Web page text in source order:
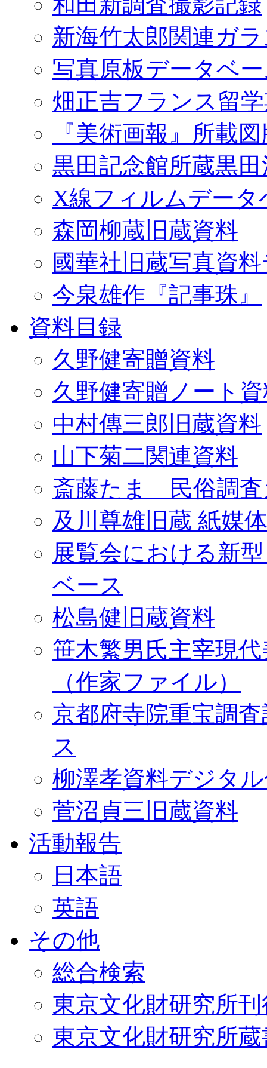
新海竹太郎関連ガ
写真原板データベ
畑正吉フランス留
『美術画報』所載
黒田記念館所蔵黒
X線フィルムデータ
森岡柳蔵旧蔵資料
國華社旧蔵写真資
今泉雄作『記事珠』
資料目録
久野健寄贈資料
久野健寄贈ノート
中村傳三郎旧蔵資料
山下菊二関連資料
斎藤たま 民俗調査
及川尊雄旧蔵 紙媒
展覧会における新
ベース
松島健旧蔵資料
笹木繁男氏主宰現
（作家ファイル）
京都府寺院重宝調
ス
柳澤孝資料デジタ
菅沼貞三旧蔵資料
活動報告
日本語
英語
その他
総合検索
東京文化財研究所
東京文化財研究所